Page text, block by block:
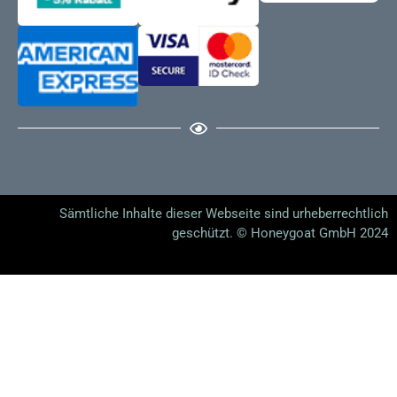
kleinen Sorgen oder Verlusten überschattet wird. Es kann
bedeuten, dass Glück nur von kurzer Dauer ist oder
durch Unsicherheiten beeinträchtigt wird.
Mäuse und Schiff
: Diese Kombination symbolisiert
mögliche Verluste oder Probleme auf einer Reise oder in
einem Übergang. Es kann auf finanzielle Sorgen während
einer Reise oder auf das Gefühl der Unsicherheit in
Kombination kann auf finanzielle Schwierigkeiten zu
Hause oder auf eine unruhige häusliche Atmosphäre
Sämtliche Inhalte dieser Webseite sind urheberrechtlich
geschützt. © Honeygoat GmbH 2024